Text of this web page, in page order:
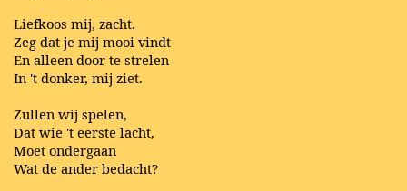
Liefkoos mij, zacht.
Zeg dat je mij mooi vindt
En alleen door te strelen
In 't donker, mij ziet.
Zullen wij spelen,
Dat wie 't eerste lacht,
Moet ondergaan
Wat de ander bedacht?